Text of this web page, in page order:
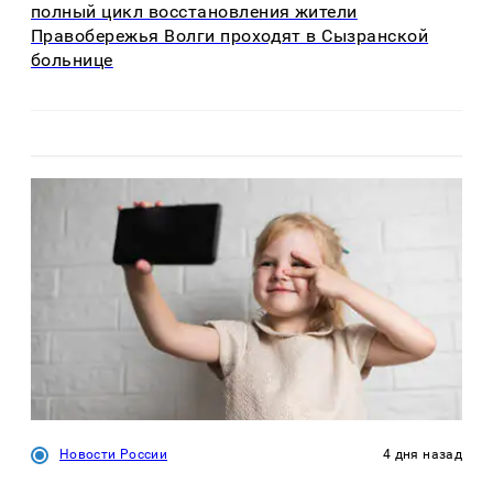
полный цикл восстановления жители
Правобережья Волги проходят в Сызранской
больнице
Новости России 4 дня назад